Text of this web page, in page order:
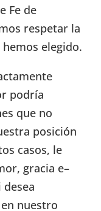
Fe de
respetar la
elegido.
podría
que no
posición
casos, le
gracia e–
nuestro